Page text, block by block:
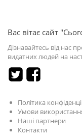
Вас вітає сайт
Дізнавайтесь від нас
видатних людей на
Політика
Умови
Наші партнери
Контакти